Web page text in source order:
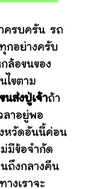
รบครัน รถ
กอย่างครับ
ล้อขนของ
ไขตาม
นส่งปู่เจ้าถ้า
ลาอยู่พอ
หวัดอันนี้ค่อน
มีข้อจำกัด
ถึงกลางคืน
งเราจะ